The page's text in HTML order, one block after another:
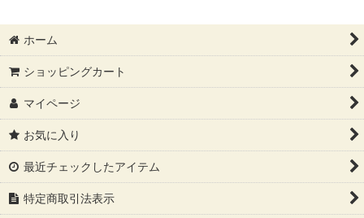
ホーム
ショッピングカート
マイページ
お気に入り
最近チェックしたアイテム
特定商取引法表示